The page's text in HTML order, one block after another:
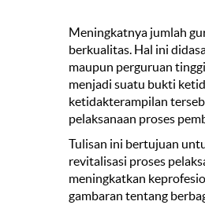
Meningkatnya jumlah
berkualitas. Hal ini
maupun perguruan
menjadi suatu bukti
ketidakterampilan
pelaksanaan proses
Tulisan ini bertujuan
revitalisasi proses
meningkatkan
gambaran tentang